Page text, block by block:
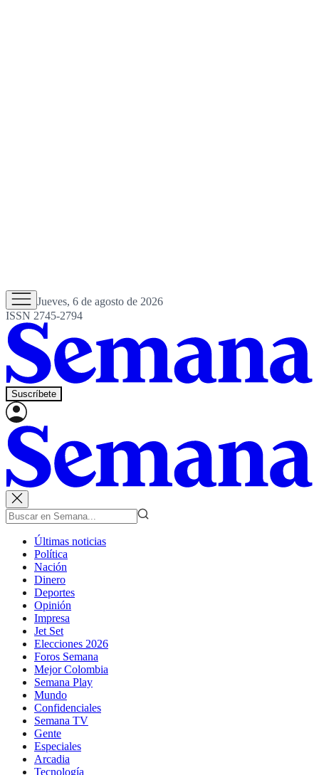
Jueves, 6 de agosto de 2026
ISSN 2745-2794
Suscríbete
Últimas noticias
Política
Nación
Dinero
Deportes
Opinión
Impresa
Jet Set
Elecciones 2026
Foros Semana
Mejor Colombia
Semana Play
Mundo
Confidenciales
Semana TV
Gente
Especiales
Arcadia
Tecnología